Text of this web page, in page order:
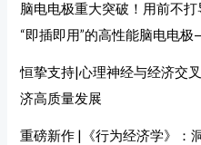
脑电电极重大突破！用前不
“即插即用”的高性能脑电电
恒挚支持|心理神经与经济交
济高质量发展
重磅新作 |《行为经济学》：